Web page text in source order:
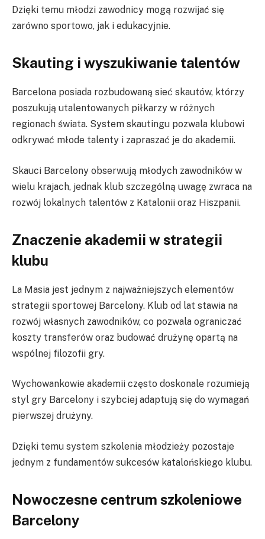
Dzięki temu młodzi zawodnicy mogą rozwijać się
zarówno sportowo, jak i edukacyjnie.
Skauting i wyszukiwanie talentów
Barcelona posiada rozbudowaną sieć skautów, którzy
poszukują utalentowanych piłkarzy w różnych
regionach świata. System skautingu pozwala klubowi
odkrywać młode talenty i zapraszać je do akademii.
Skauci Barcelony obserwują młodych zawodników w
wielu krajach, jednak klub szczególną uwagę zwraca na
rozwój lokalnych talentów z Katalonii oraz Hiszpanii.
Znaczenie akademii w strategii
klubu
La Masia jest jednym z najważniejszych elementów
strategii sportowej Barcelony. Klub od lat stawia na
rozwój własnych zawodników, co pozwala ograniczać
koszty transferów oraz budować drużynę opartą na
wspólnej filozofii gry.
Wychowankowie akademii często doskonale rozumieją
styl gry Barcelony i szybciej adaptują się do wymagań
pierwszej drużyny.
Dzięki temu system szkolenia młodzieży pozostaje
jednym z fundamentów sukcesów katalońskiego klubu.
Nowoczesne centrum szkoleniowe
Barcelony